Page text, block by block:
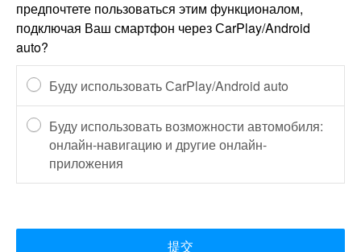
предпочтете пользоваться этим функционалом,
подключая Ваш смартфон через СarPlay/Android
auto?
Буду использовать СarPlay/Android auto
Буду использовать возможности автомобиля:
онлайн-навигацию и другие онлайн-
приложения
提交